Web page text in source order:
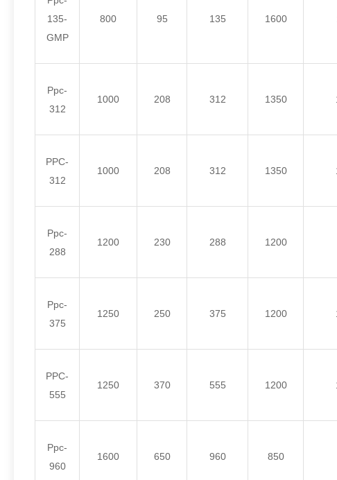
135-
GMP
800 95 135 1600
Ppc-
312
1000 208 312 1350
PPC-
312
1000 208 312 1350
Ppc-
288
1200 230 288 1200
Ppc-
375
1250 250 375 1200
PPC-
555
1250 370 555 1200
Ppc-
960
1600 650 960 850